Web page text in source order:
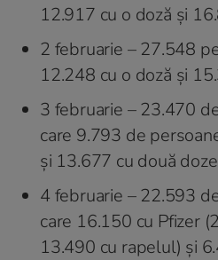
12.917 cu o doză și
2 februarie – 27.548
12.248 cu o doză și
3 februarie – 23.470
care 9.793 de
și 13.677 cu două
4 februarie – 22.593
care 16.150 cu Pfizer
13.490 cu rapelul) și